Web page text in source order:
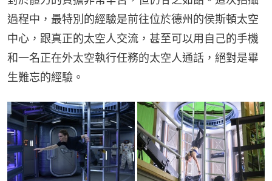
過程中，最特別的經驗是前往位於德州的侯斯頓太空
中心，跟真正的太空人交流，甚至可以用自己的手機
和一名正在外太空執行任務的太空人通話，絕對是畢
生難忘的經驗。